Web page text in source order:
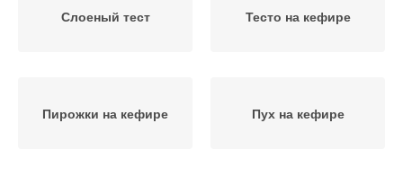
Слоеный тест Тесто на кефире
Пирожки на кефире Пух на кефире